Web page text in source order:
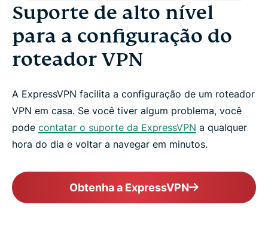
Suporte de alto nível
para a configuração do
roteador VPN
A ExpressVPN facilita a configuração de um roteador
VPN em casa. Se você tiver algum problema, você
pode contatar o suporte da ExpressVPN a qualquer
hora do dia e voltar a navegar em minutos.
Obtenha a ExpressVPN